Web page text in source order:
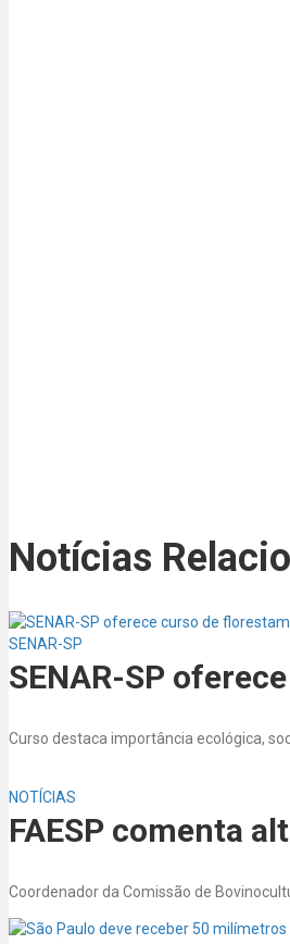
Notícias
SENAR-SP
SENAR-SP
Curso destaca importância ecológica,
NOTÍCIAS
FAESP comenta
Coordenador da Comissão de